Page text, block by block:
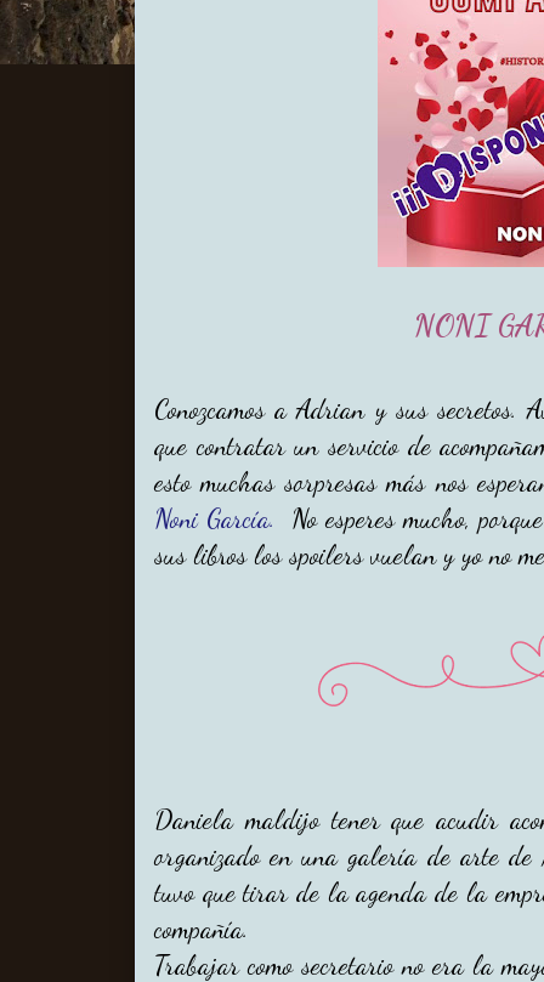
NONI
Conozcamos a Adrian y sus secretos.
que contratar un servicio de
esto muchas sorpresas más nos
Noni García.
No esperes mucho,
sus libros los spoilers vuelan y yo no
Daniela maldijo tener que acudir
organizado en una galería de arte
tuvo que tirar de la agenda de la
compañía.
Trabajar como secretario no era la